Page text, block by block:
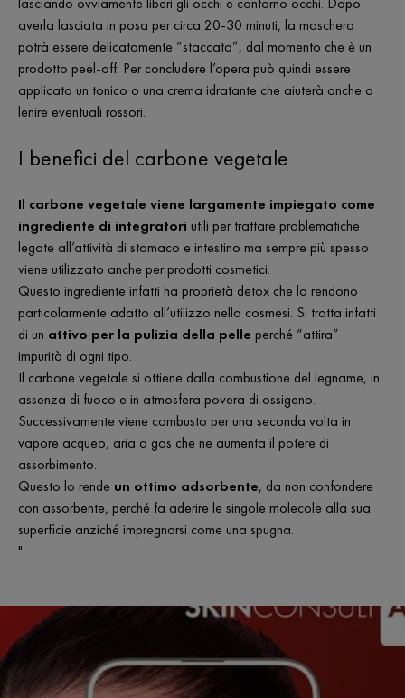
averla lasciata in posa per circa 20-30 minuti, la maschera
potrà essere delicatamente “staccata”, dal momento che è un
prodotto peel-off. Per concludere l’opera può quindi essere
applicato un tonico o una crema idratante che aiuterà anche a
lenire eventuali rossori.
I benefici del carbone vegetale
Il carbone vegetale viene largamente impiegato come
ingrediente di integratori utili per trattare problematiche
legate all’attività di stomaco e intestino ma sempre più spesso
viene utilizzato anche per prodotti cosmetici.
Questo ingrediente infatti ha proprietà detox che lo rendono
particolarmente adatto all’utilizzo nella cosmesi. Si tratta infatti
di un attivo per la pulizia della pelle perché “attira”
impurità di ogni tipo.
Il carbone vegetale si ottiene dalla combustione del legname, in
assenza di fuoco e in atmosfera povera di ossigeno.
Successivamente viene combusto per una seconda volta in
vapore acqueo, aria o gas che ne aumenta il potere di
assorbimento.
Questo lo rende un ottimo adsorbente, da non confondere
con assorbente, perché fa aderire le singole molecole alla sua
superficie anziché impregnarsi come una spugna.
"